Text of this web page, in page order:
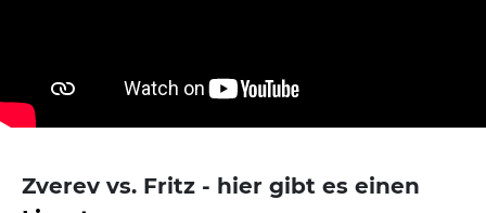
Zverev vs. Fritz - hier gibt es einen